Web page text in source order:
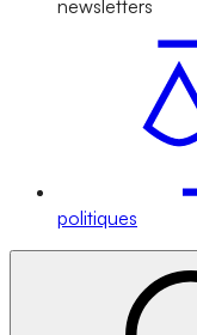
newsletters
politiques